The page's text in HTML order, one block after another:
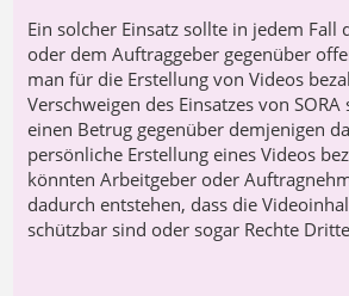
Ein solcher Einsatz sollte in jedem Fall
oder dem Auftraggeber gegenüber
man für die Erstellung von Videos
Verschweigen des Einsatzes von
einen Betrug gegenüber demjenigen
persönliche Erstellung eines Videos
könnten Arbeitgeber oder
dadurch entstehen, dass die
schützbar sind oder sogar Rechte